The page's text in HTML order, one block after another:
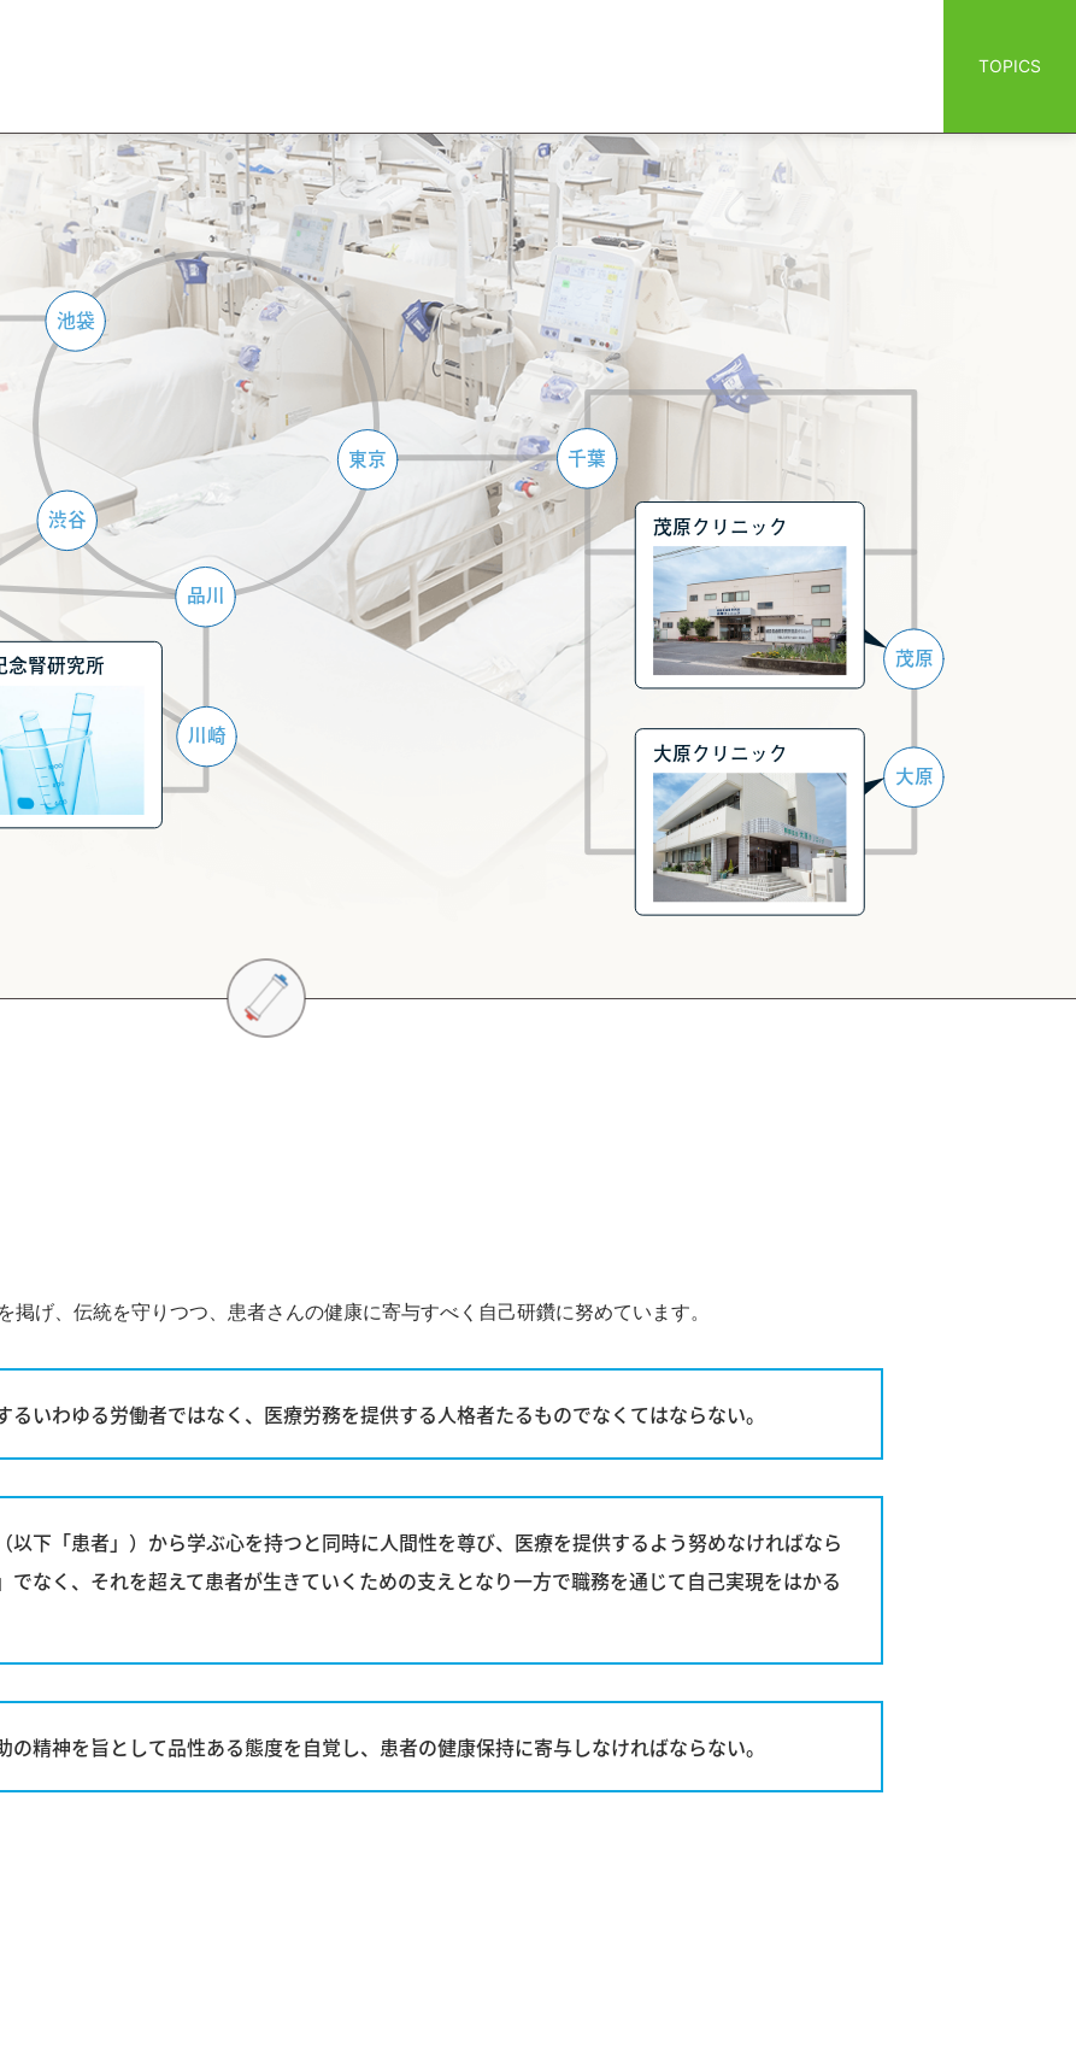
TOPICS
池袋
東京
品川
渋谷
川崎
千葉
茂原
大原
茂原クリニック
大原クリニック
念腎研究所
げ、伝統を守りつつ、患者さんの健康に寄与すべく自己研鑽に努めています。
いわゆる労働者ではなく、医療労務を提供する人格者たるものでなくてはならない。
以下「患者」）から学ぶ心を持つと同時に人間性を尊び、医療を提供するよう努めなければなら
でなく、それを超えて患者が生きていくための支えとなり一方で職務を通じて自己実現をはかる
精神を旨として品性ある態度を自覚し、患者の健康保持に寄与しなければならない。